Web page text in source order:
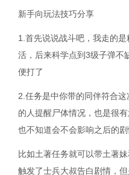
新手向玩法技巧分享
1.首先说说战斗吧，我走的
活，后来科学点到3级子弹不
便打了
2.任务是中你带的同伴符合
的人提醒尸体情况，也是很
也不知道会不会影响之后的剧
比如土著任务就可以带土著
触发了士兵大叔告白剧情，但